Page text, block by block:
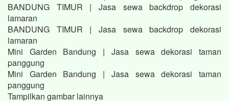
BANDUNG TIMUR | Jasa sewa backdrop dekorasi
lamaran
BANDUNG TIMUR | Jasa sewa backdrop dekorasi
lamaran
Mini Garden Bandung | Jasa sewa dekorasi taman
panggung
Mini Garden Bandung | Jasa sewa dekorasi taman
panggung
Tampilkan gambar lainnya